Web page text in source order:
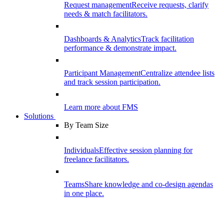
Request managementReceive requests, clarify
needs & match facilitators.
Dashboards & AnalyticsTrack facilitation
performance & demonstrate impact.
Participant ManagementCentralize attendee lists
and track session participation.
Learn more about FMS
Solutions
By Team Size
IndividualsEffective session planning for
freelance facilitators.
TeamsShare knowledge and co-design agendas
in one place.